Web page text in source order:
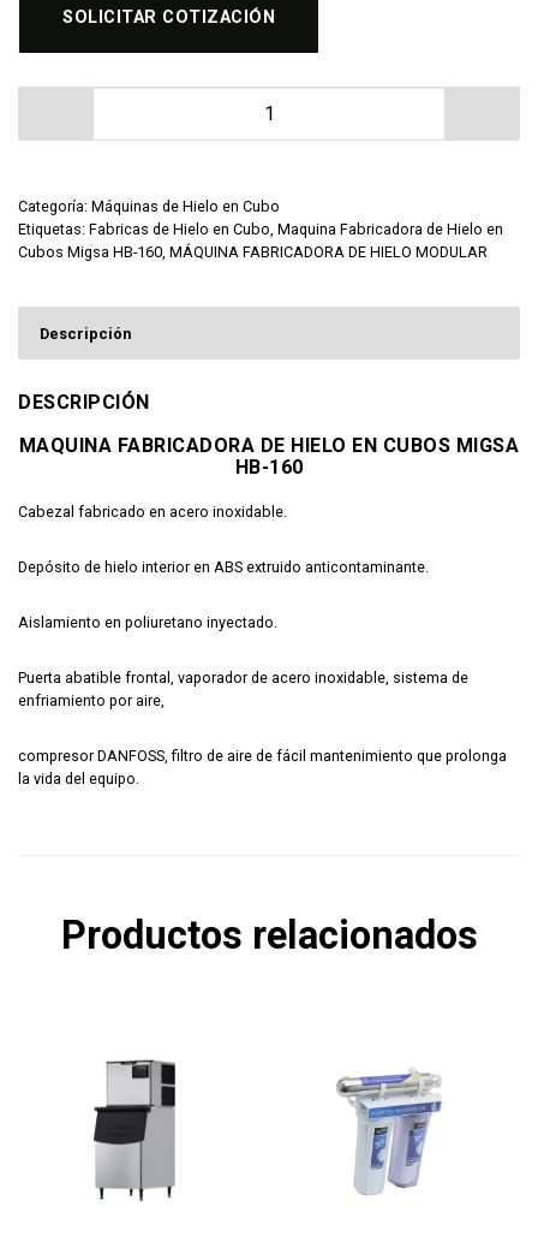
SOLICITAR COTIZACIÓN
Maquina Fabricadora de Hielo en Cubos Migsa HB-
Categoría: Máquinas de Hielo en Cubo
Etiquetas: Fabricas de Hielo en Cubo, Maquina Fabricadora de Hielo en
Cubos Migsa HB-160, MÁQUINA FABRICADORA DE HIELO MODULAR
Descripción
DESCRIPCIÓN
MAQUINA FABRICADORA DE HIELO EN CUBOS MIGSA
HB-160
Cabezal fabricado en acero inoxidable.
Depósito de hielo interior en ABS extruido anticontaminante.
Aislamiento en poliuretano inyectado.
Puerta abatible frontal, vaporador de acero inoxidable, sistema de
enfriamiento por aire,
compresor DANFOSS, filtro de aire de fácil mantenimiento que prolonga
la vida del equipo.
Productos relacionados